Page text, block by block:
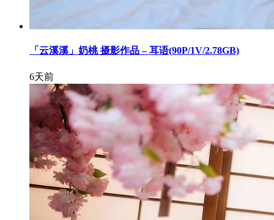
「云溪溪」奶桃 摄影作品 – 耳语(90P/1V/2.78GB)
6天前